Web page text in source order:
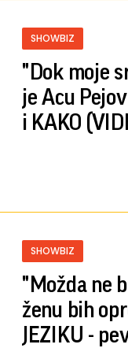
SHOWBIZ
"Dok moje
je Acu
i KAKO
SHOWBIZ
"Možda ne
ženu bih
JEZIKU -